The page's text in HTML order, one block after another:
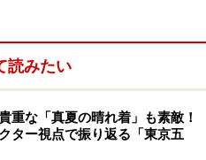
読みたい
重な「真夏の晴れ着」も素敵！
ター視点で振り返る「東京五